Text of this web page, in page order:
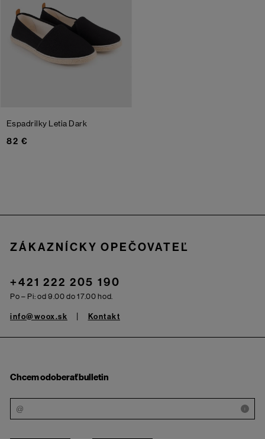
Espadrilky Letia Dark
82 €
ZÁKAZNÍCKY OPEČOVATEĽ
+421 222 205 190
Po – Pi: od 9.00 do 17.00 hod.
info@woox.sk Kontakt
Chcem odoberať bulletin
i